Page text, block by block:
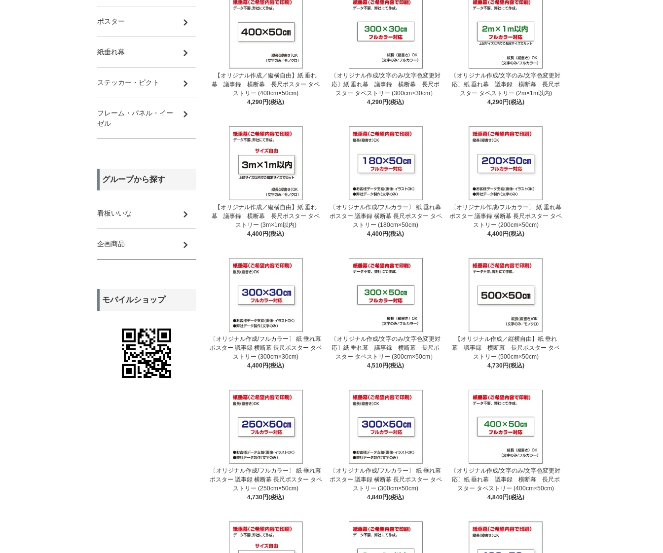
【オリジナル作成／縦横自由】紙 垂れ
幕 議事録 横断幕 長尺ポスター タペ
ストリー (400cm×50cm)
4,290円(税込)
〔オリジナル作成/文字のみ/文字色変更対
応〕紙 垂れ幕 議事録 横断幕 長尺ポ
スター タペストリー (300cm×30cm）
4,290円(税込)
〔オリジナル作成/文字のみ/文字色変更対
応〕紙 垂れ幕 議事録 横断幕 長尺ポ
スター タペストリー (2m×1m以内)
4,290円(税込)
【オリジナル作成／縦横自由】紙 垂れ
幕 議事録 横断幕 長尺ポスター タペ
ストリー (3m×1m以内)
4,400円(税込)
〔オリジナル作成/フルカラー〕 紙 垂れ幕
ポスター 議事録 横断幕 長尺ポスター タペ
ストリー (180cm×50cm)
4,400円(税込)
〔オリジナル作成/フルカラー〕 紙 垂れ幕
ポスター 議事録 横断幕 長尺ポスター タペ
ストリー (200cm×50cm)
4,400円(税込)
〔オリジナル作成/フルカラー〕 紙 垂れ幕
ポスター 議事録 横断幕 長尺ポスター タペ
ストリー (300cm×30cm)
4,400円(税込)
〔オリジナル作成/文字のみ/文字色変更対
応〕紙 垂れ幕 議事録 横断幕 長尺ポ
スター タペストリー (300cm×50cm）
4,510円(税込)
【オリジナル作成／縦横自由】紙 垂れ
幕 議事録 横断幕 長尺ポスター タペ
ストリー (500cm×50cm)
4,730円(税込)
〔オリジナル作成/フルカラー〕 紙 垂れ幕
ポスター 議事録 横断幕 長尺ポスター タペ
ストリー (250cm×50cm)
4,730円(税込)
〔オリジナル作成/フルカラー〕 紙 垂れ幕
ポスター 議事録 横断幕 長尺ポスター タペ
ストリー (300cm×50cm)
4,840円(税込)
〔オリジナル作成/文字のみ/文字色変更対
応〕紙 垂れ幕 議事録 横断幕 長尺ポ
スター タペストリー (400cm×50cm)
4,840円(税込)
ポスター
紙垂れ幕
ステッカー・ピクト
フレーム・パネル・イー
ゼル
グループから探す
看板いいな
企画商品
モバイルショップ